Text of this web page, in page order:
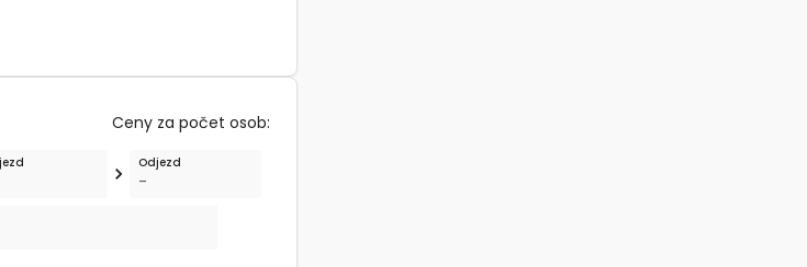
Ceny za počet osob:
Odjezd
-